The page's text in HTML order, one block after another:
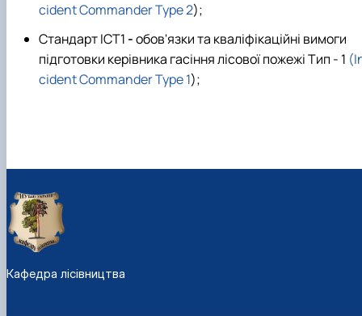
cident Commander Type 2);
Стандарт ICT1 -обов'язки та кваліфікаційні вимоги
підготовки керівника гасіння лісової пожежі Тип - 1
cident Commander Type 1);
Кафедра лісівництва